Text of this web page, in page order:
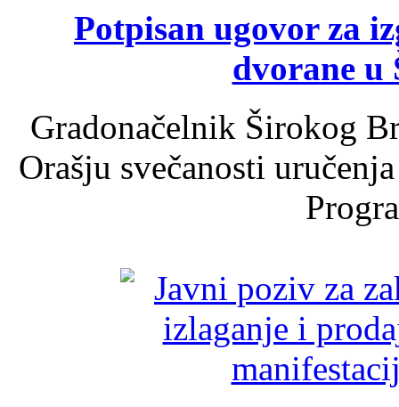
Potpisan ugovor za
dvorane u
Gradonačelnik Širokog
Orašju svečanosti